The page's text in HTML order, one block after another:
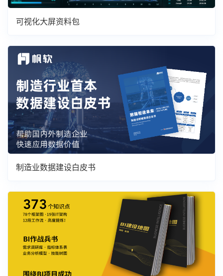
可视化大屏资料包
制造业数据建设白皮书